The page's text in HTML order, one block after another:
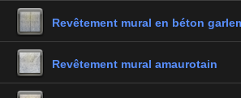
Revêtement mural en béton
Revêtement mural amaurotain